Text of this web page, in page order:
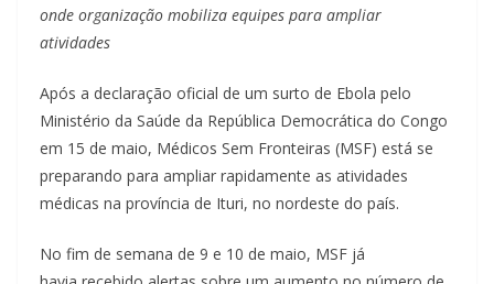
onde organização mobiliza equipes para ampliar
atividades
Após a declaração oficial de um surto de Ebola pelo
Ministério da Saúde da República Democrática do Congo
em 15 de maio, Médicos Sem Fronteiras (MSF) está se
preparando para ampliar rapidamente as atividades
médicas na província de Ituri, no nordeste do país.
No fim de semana de 9 e 10 de maio, MSF já